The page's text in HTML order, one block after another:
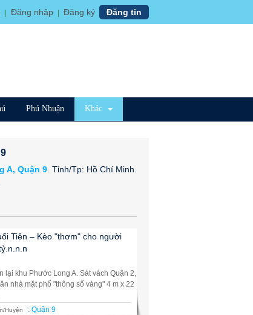
Đăng nhập Đăng ký Đăng tin
Phú Nhuận Khác
A, Quận 9 . Tỉnh/Tp: Hồ Chí Minh.
Tiên – Kèo "thơm" cho người
lại khu Phước Long A. Sát vách Quận 2,
nhà mặt phố "thông số vàng" 4 m x 22
Huyện : Quận 9